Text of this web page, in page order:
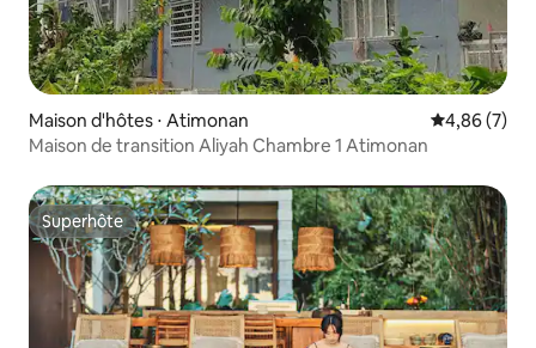
Maison d'hôtes ⋅ Atimonan Évaluation
4,86 (7)
Maison de transition Aliyah Chambre 1 Atimonan
Superhôte
Superhôte